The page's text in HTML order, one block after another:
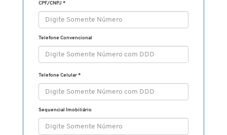
CPF/CNPJ *
Telefone Convencional
Telefone Celular*
Sequencial Imobiliário